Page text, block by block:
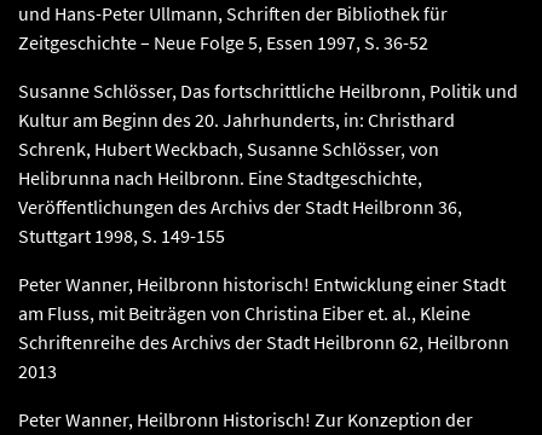
und Hans-Peter Ullmann, Schriften der Bibliothek für
Zeitgeschichte – Neue Folge 5, Essen 1997, S. 36-52
Susanne Schlösser, Das fortschrittliche Heilbronn, Politik und
Kultur am Beginn des 20. Jahrhunderts, in: Christhard
Schrenk, Hubert Weckbach, Susanne Schlösser, von
Helibrunna nach Heilbronn. Eine Stadtgeschichte,
Veröffentlichungen des Archivs der Stadt Heilbronn 36,
Stuttgart 1998, S. 149-155
Peter Wanner, Heilbronn historisch! Entwicklung einer Stadt
am Fluss, mit Beiträgen von Christina Eiber et. al., Kleine
Schriftenreihe des Archivs der Stadt Heilbronn 62, Heilbronn
2013
Peter Wanner, Heilbronn Historisch! Zur Konzeption der